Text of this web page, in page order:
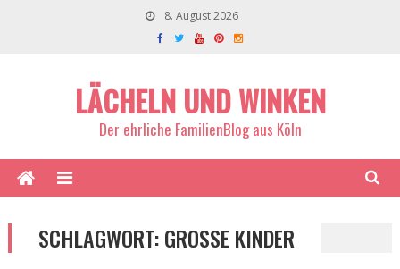
8. August 2026
LÄCHELN UND WINKEN
Der ehrliche FamilienBlog aus Köln
SCHLAGWORT:GROSSE KINDER